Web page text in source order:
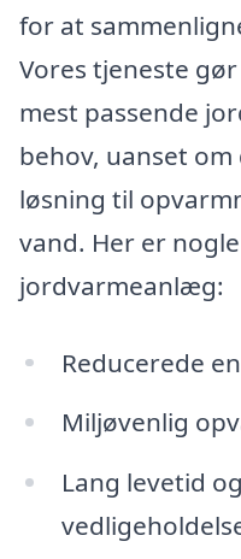
for at
Vores tjeneste
mest passende
behov, uanset
løsning til
vand. Her er
jordvarmeanlæg:
Reducerede
Miljøvenlig
Lang levetid